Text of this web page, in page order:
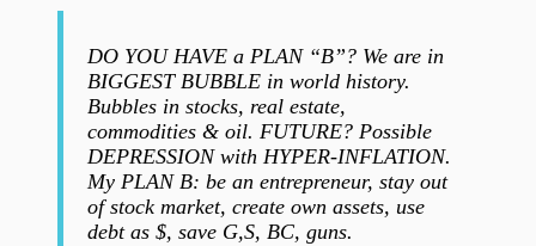
DO YOU HAVE a PLAN “B”? We are in
BIGGEST BUBBLE in world history.
Bubbles in stocks, real estate,
commodities & oil. FUTURE? Possible
DEPRESSION with HYPER-INFLATION.
My PLAN B: be an entrepreneur, stay out
of stock market, create own assets, use
debt as $, save G,S, BC, guns.